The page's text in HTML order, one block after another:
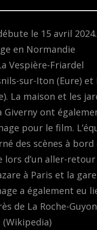
le 15 avril
en Normandie
Vespière-Friardel
sur-Iton (Eure)
La maison et les
Giverny ont
pour le film.
des scènes à bord
lors d’un aller-
à Paris et la
a également eu
de La Roche-
(Wikipedia)